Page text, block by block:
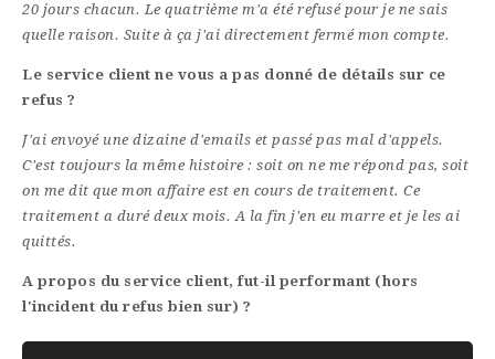
20 jours chacun. Le quatrième m'a été refusé pour je ne sais
quelle raison. Suite à ça j'ai directement fermé mon compte.
Le service client ne vous a pas donné de détails sur ce
refus ?
J'ai envoyé une dizaine d'emails et passé pas mal d'appels.
C'est toujours la même histoire : soit on ne me répond pas, soit
on me dit que mon affaire est en cours de traitement. Ce
traitement a duré deux mois. A la fin j'en eu marre et je les ai
quittés.
A propos du service client, fut-il performant (hors
l'incident du refus bien sur) ?